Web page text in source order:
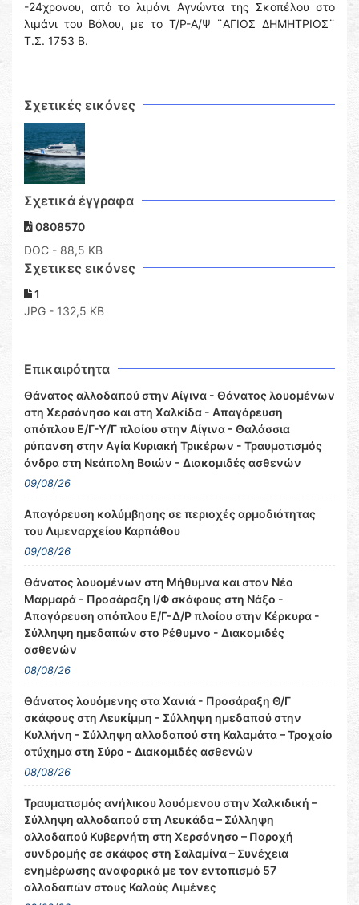
-24χρονου, από το λιμάνι Αγνώντα της Σκοπέλου στο
λιμάνι του Βόλου, με το Τ/Ρ-Α/Ψ ¨ΑΓΙΟΣ ΔΗΜΗΤΡΙΟΣ¨
Τ.Σ. 1753 Β.
Σχετικές εικόνες
Σχετικά έγγραφα
0808570
DOC - 88,5 KB
Σχετικες εικόνες
1
JPG - 132,5 KB
Επικαιρότητα
Θάνατος αλλοδαπού στην Αίγινα - Θάνατος λουομένων
στη Χερσόνησο και στη Χαλκίδα - Απαγόρευση
απόπλου Ε/Γ-Υ/Γ πλοίου στην Αίγινα - Θαλάσσια
ρύπανση στην Αγία Κυριακή Τρικέρων - Τραυματισμός
άνδρα στη Νεάπολη Βοιών - Διακομιδές ασθενών
09/08/26
Απαγόρευση κολύμβησης σε περιοχές αρμοδιότητας
του Λιμεναρχείου Καρπάθου
09/08/26
Θάνατος λουομένων στη Μήθυμνα και στον Νέο
Μαρμαρά - Προσάραξη Ι/Φ σκάφους στη Νάξο -
Απαγόρευση απόπλου Ε/Γ-Δ/Ρ πλοίου στην Κέρκυρα -
Σύλληψη ημεδαπών στο Ρέθυμνο - Διακομιδές
ασθενών
08/08/26
Θάνατος λουόμενης στα Χανιά - Προσάραξη Θ/Γ
σκάφους στη Λευκίμμη - Σύλληψη ημεδαπού στην
Κυλλήνη - Σύλληψη αλλοδαπού στη Καλαμάτα – Τροχαίο
ατύχημα στη Σύρο - Διακομιδές ασθενών
08/08/26
Τραυματισμός ανήλικου λουόμενου στην Χαλκιδική –
Σύλληψη αλλοδαπού στη Λευκάδα – Σύλληψη
αλλοδαπού Κυβερνήτη στη Χερσόνησο – Παροχή
συνδρομής σε σκάφος στη Σαλαμίνα – Συνέχεια
ενημέρωσης αναφορικά με τον εντοπισμό 57
αλλοδαπών στους Καλούς Λιμένες